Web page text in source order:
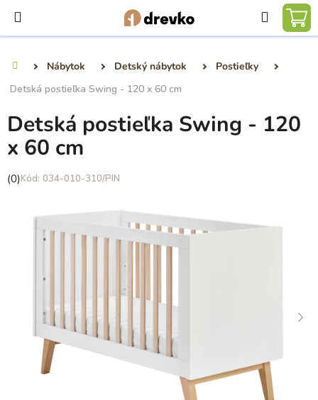
obsah
Hľadať
Nábytok Detský nábytok
Postieľky
Detská postieľka Swing - 120 x 60 cm
Detská postieľka Swing - 120
x 60 cm
Priemerné
hviezdičiek.
(0) 034-010-310/PIN